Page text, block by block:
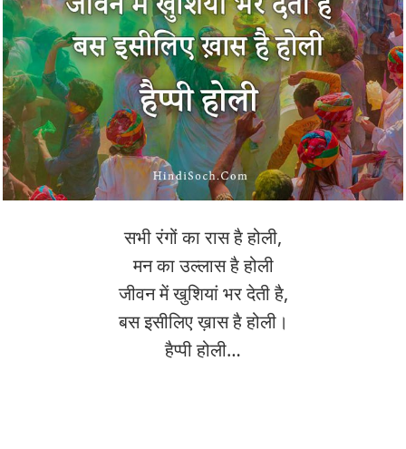
सभी रंगों का रास है होली,
मन का उल्लास है होली
जीवन में खुशियां भर देती है,
बस इसीलिए ख़ास है होली।
हैप्पी होली…